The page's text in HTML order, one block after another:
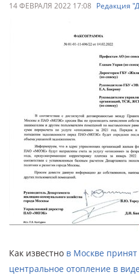
14 ФЕВРАЛЯ 2022 17:08 Редакция
Как известно в Москве
центральное отопление в